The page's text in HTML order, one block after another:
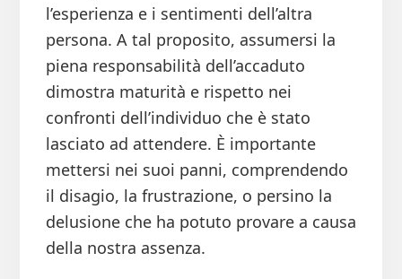
l’esperienza e i sentimenti dell’altra
persona. A tal proposito, assumersi la
piena responsabilità dell’accaduto
dimostra maturità e rispetto nei
confronti dell’individuo che è stato
lasciato ad attendere. È importante
mettersi nei suoi panni, comprendendo
il disagio, la frustrazione, o persino la
delusione che ha potuto provare a causa
della nostra assenza.